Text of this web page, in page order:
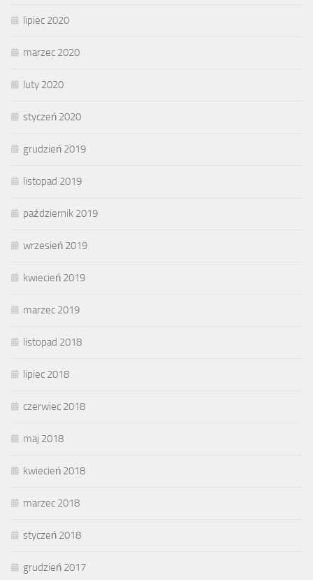
lipiec 2020
marzec 2020
luty 2020
styczeń 2020
grudzień 2019
listopad 2019
październik 2019
wrzesień 2019
kwiecień 2019
marzec 2019
listopad 2018
lipiec 2018
czerwiec 2018
maj 2018
kwiecień 2018
marzec 2018
styczeń 2018
grudzień 2017